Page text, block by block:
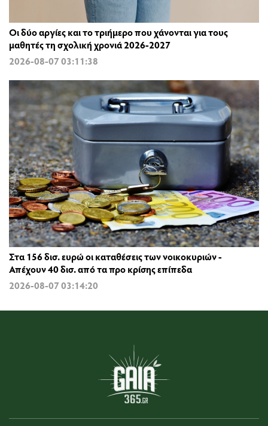
Οι δύο αργίες και το τριήμερο που χάνονται για τους
μαθητές τη σχολική χρονιά 2026-2027
2026-08-07 03:11:38
Στα 156 δισ. ευρώ οι καταθέσεις των νοικοκυριών -
Απέχουν 40 δισ. από τα προ κρίσης επίπεδα
2026-08-07 03:14:20